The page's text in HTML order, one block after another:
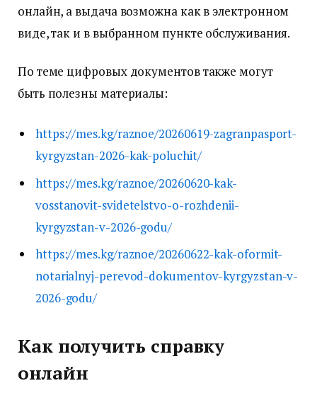
онлайн, а выдача возможна как в электронном
виде, так и в выбранном пункте обслуживания.
По теме цифровых документов также могут
быть полезны материалы:
https://mes.kg/raznoe/20260619-zagranpasport-
kyrgyzstan-2026-kak-poluchit/
https://mes.kg/raznoe/20260620-kak-
vosstanovit-svidetelstvo-o-rozhdenii-
kyrgyzstan-v-2026-godu/
https://mes.kg/raznoe/20260622-kak-oformit-
notarialnyj-perevod-dokumentov-kyrgyzstan-v-
2026-godu/
Как получить справку
онлайн